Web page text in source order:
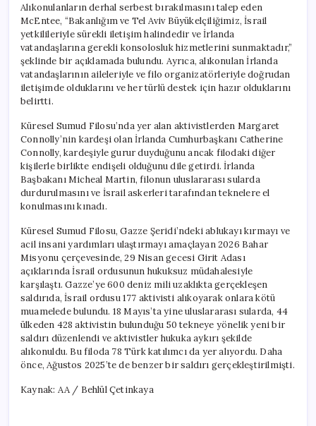
Alıkonulanların derhal serbest bırakılmasını talep eden
McEntee, “Bakanlığım ve Tel Aviv Büyükelçiliğimiz, İsrail
yetkilileriyle sürekli iletişim halindedir ve İrlanda
vatandaşlarına gerekli konsolosluk hizmetlerini sunmaktadır,”
şeklinde bir açıklamada bulundu. Ayrıca, alıkonulan İrlanda
vatandaşlarının aileleriyle ve filo organizatörleriyle doğrudan
iletişimde olduklarını ve her türlü destek için hazır olduklarını
belirtti.
Küresel Sumud Filosu’nda yer alan aktivistlerden Margaret
Connolly’nin kardeşi olan İrlanda Cumhurbaşkanı Catherine
Connolly, kardeşiyle gurur duyduğunu ancak filodaki diğer
kişilerle birlikte endişeli olduğunu dile getirdi. İrlanda
Başbakanı Micheal Martin, filonun uluslararası sularda
durdurulmasını ve İsrail askerleri tarafından teknelere el
konulmasını kınadı.
Küresel Sumud Filosu, Gazze Şeridi’ndeki ablukayı kırmayı ve
acil insani yardımları ulaştırmayı amaçlayan 2026 Bahar
Misyonu çerçevesinde, 29 Nisan gecesi Girit Adası
açıklarında İsrail ordusunun hukuksuz müdahalesiyle
karşılaştı. Gazze’ye 600 deniz mili uzaklıkta gerçekleşen
saldırıda, İsrail ordusu 177 aktivisti alıkoyarak onlara kötü
muamelede bulundu. 18 Mayıs’ta yine uluslararası sularda, 44
ülkeden 428 aktivistin bulunduğu 50 tekneye yönelik yeni bir
saldırı düzenlendi ve aktivistler hukuka aykırı şekilde
alıkonuldu. Bu filoda 78 Türk katılımcı da yer alıyordu. Daha
önce, Ağustos 2025’te de benzer bir saldırı gerçekleştirilmişti.
Kaynak: AA / Behlül Çetinkaya